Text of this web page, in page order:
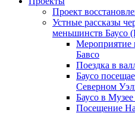
Проект
Устные рассказы
меньшинств Баусо
Мероприятие
Бавсо
Поездка в
Баусо
Северном
Баусо в
Посещение